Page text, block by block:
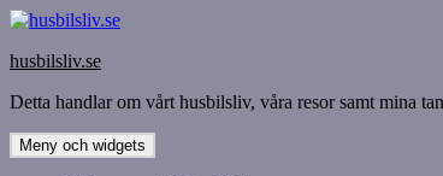
Hoppa
innehåll
husbilsliv.se
Detta handlar om vårt husbilsliv, våra resor samt mina
Meny och widgets